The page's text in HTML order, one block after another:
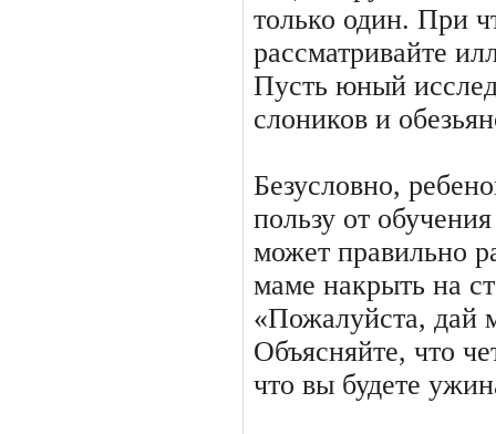
только один. При
рассматривайте
Пусть юный
слоников и
Безусловно,
пользу от
может правильно
маме накрыть на
«Пожалуйста, дай
Объясняйте, что
что вы будете